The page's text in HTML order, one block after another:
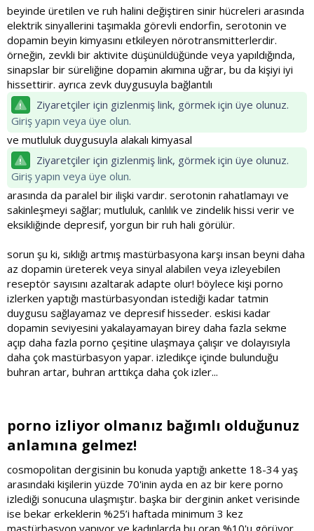
beyinde üretilen ve ruh halini değiştiren sinir hücreleri arasında
elektrik sinyallerini taşımakla görevli endorfin, serotonin ve
dopamin beyin kimyasını etkileyen nörotransmitterlerdir.
örneğin, zevkli bir aktivite düşünüldüğünde veya yapıldığında,
sinapslar bir süreliğine dopamin akımına uğrar, bu da kişiyi iyi
hissettirir. ayrıca zevk duygusuyla bağlantılı
Ziyaretçiler için gizlenmiş link, görmek için üye olunuz.
Giriş yapın veya üye olun.
ve mutluluk duygusuyla alakalı kimyasal
Ziyaretçiler için gizlenmiş link, görmek için üye olunuz.
Giriş yapın veya üye olun.
arasında da paralel bir ilişki vardır. serotonin rahatlamayı ve
sakinleşmeyi sağlar; mutluluk, canlılık ve zindelik hissi verir ve
eksikliğinde depresif, yorgun bir ruh hali görülür.
sorun şu ki, sıklığı artmış mastürbasyona karşı insan beyni daha
az dopamin üreterek veya sinyal alabilen veya izleyebilen
reseptör sayısını azaltarak adapte olur! böylece kişi porno
izlerken yaptığı mastürbasyondan istediği kadar tatmin
duygusu sağlayamaz ve depresif hisseder. eskisi kadar
dopamin seviyesini yakalayamayan birey daha fazla sekme
açıp daha fazla porno çeşitine ulaşmaya çalışır ve dolayısıyla
daha çok mastürbasyon yapar. izledikçe içinde bulunduğu
buhran artar, buhran arttıkça daha çok izler...
porno izliyor olmanız bağımlı olduğunuz
anlamına gelmez!​
cosmopolitan dergisinin bu konuda yaptığı ankette 18-34 yaş
arasındaki kişilerin yüzde 70'inin ayda en az bir kere porno
izlediği sonucuna ulaşmıştır. başka bir derginin anket verisinde
ise bekar erkeklerin %25’i haftada minimum 3 kez
mastürbasyon yapıyor ve kadınlarda bu oran %10'u görüyor.